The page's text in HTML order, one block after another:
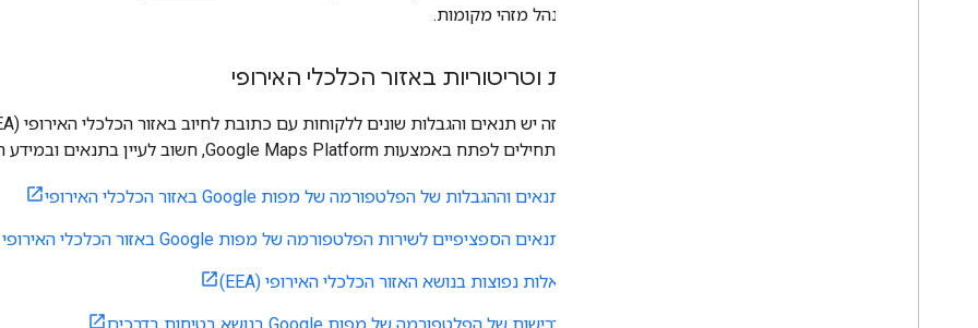
לרענן ולנהל מזהי מקומות.
מדינות וטריטוריות באזור הכלכלי האירופי
לפני שמתחילים לפתח באמצעות Google Maps Platform, חשוב לעיין בתנאים ובמידע הבאים שספציפיים לאזור הכלכלי האירופי:
התנאים וההגבלות של הפלטפורמה של מפות Google באזור הכלכלי האירופי
התנאים הספציפיים לשירות הפלטפורמה של מפות Google באזור הכלכלי האירופי
שאלות נפוצות בנושא האזור הכלכלי האירופי (EEA)